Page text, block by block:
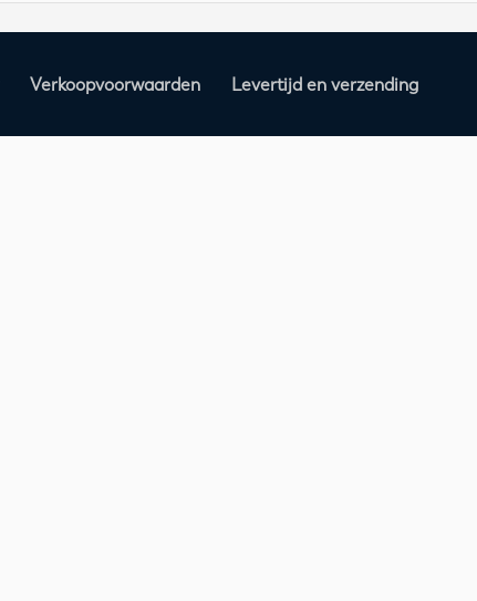
Verkoopvoorwaarden Levertijd en verzending